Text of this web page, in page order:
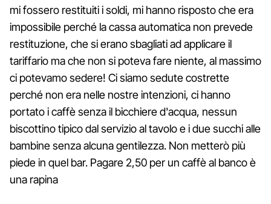
mi fossero restituiti i soldi, mi hanno risposto che era
impossibile perché la cassa automatica non prevede
restituzione, che si erano sbagliati ad applicare il
tariffario ma che non si poteva fare niente, al massimo
ci potevamo sedere! Ci siamo sedute costrette
perché non era nelle nostre intenzioni, ci hanno
portato i caffè senza il bicchiere d'acqua, nessun
biscottino tipico dal servizio al tavolo e i due succhi alle
bambine senza alcuna gentilezza. Non metterò più
piede in quel bar. Pagare 2,50 per un caffè al banco è
una rapina